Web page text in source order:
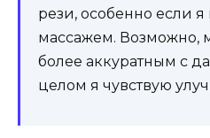
рези, особенно если
массажем. Возможно,
более аккуратным с
целом я чувствую